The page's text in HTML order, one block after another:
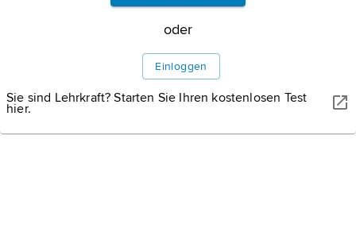
Informationen zum Artikel
oder
Einloggen
Sie sind Lehrkraft? Starten Sie Ihren kostenlosen Test
hier.